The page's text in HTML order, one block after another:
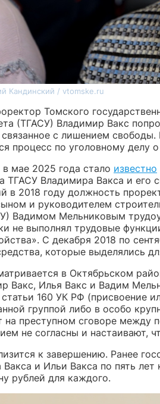
Кандинский / vtomske.ru
Томского
(ТГАСУ) Владимир Вакс
связанное с лишением
процесс по уголовному делу
мае 2025 года стало известно
ТГАСУ Владимира Вакса и его
в 2018 году должность
и руководителем
Вадимом Мельниковым
не выполнял трудовые
С декабря 2018 по
которые выделялись
в Октябрьском
Вакс, Илья Вакс и Вадим
160 УК РФ (присвоение
группой либо в особо
на преступном сговоре
не согласны и настаивают,
к завершению. Ранее
Вакса и Ильи Вакса по пять
рублей для каждого.